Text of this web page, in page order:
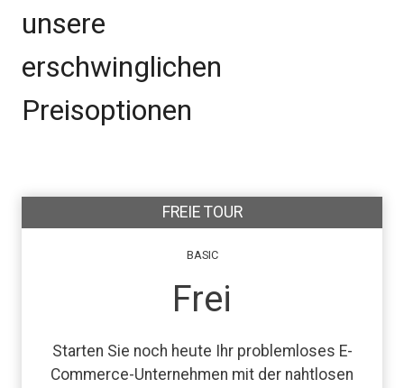
unsere
erschwinglichen
Preisoptionen
FREIE TOUR
BASIC
Frei
Starten Sie noch heute Ihr problemloses E-
Commerce-Unternehmen mit der nahtlosen